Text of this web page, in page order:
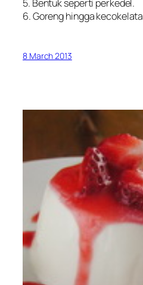
5. Bentuk seperti perkedel.
6. Goreng hingga
8 March 2013